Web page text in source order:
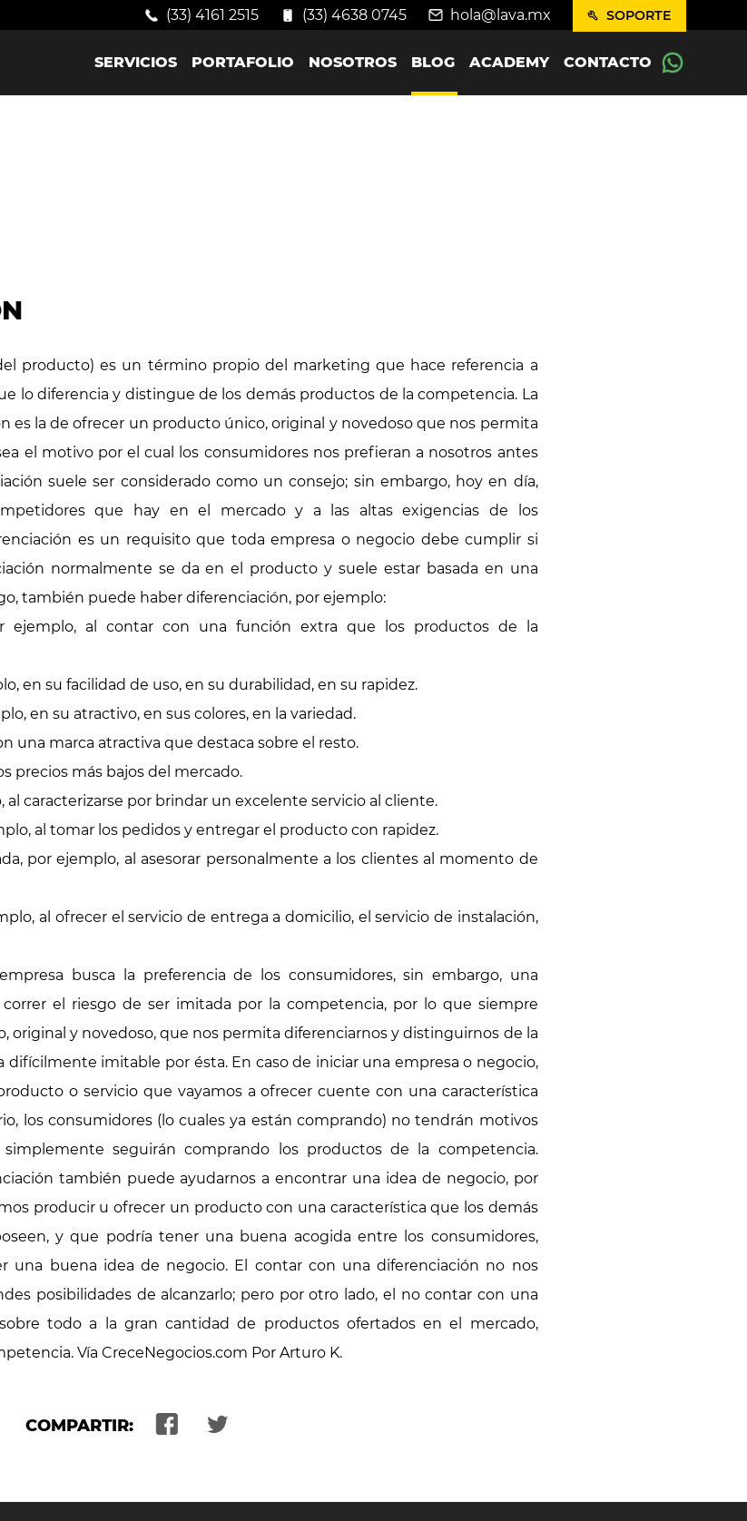
(33) 4161 2515 (33) 4638 0745 hola@lava.mx SOPORTE
SERVICIOS PORTAFOLIO NOSOTROS BLOG ACADEMY CONTACTO
producto) es un término propio del marketing que hace referencia a
lo diferencia y distingue de los demás productos de la competencia. La
es la de ofrecer un producto único, original y novedoso que nos permita
el motivo por el cual los consumidores nos prefieran a nosotros antes
suele ser considerado como un consejo; sin embargo, hoy en día,
que hay en el mercado y a las altas exigencias de los
es un requisito que toda empresa o negocio debe cumplir si
normalmente se da en el producto y suele estar basada en una
también puede haber diferenciación, por ejemplo:
ejemplo, al contar con una función extra que los productos de la
en su facilidad de uso, en su durabilidad, en su rapidez.
en su atractivo, en sus colores, en la variedad.
una marca atractiva que destaca sobre el resto.
precios más bajos del mercado.
caracterizarse por brindar un excelente servicio al cliente.
al tomar los pedidos y entregar el producto con rapidez.
por ejemplo, al asesorar personalmente a los clientes al momento de
al ofrecer el servicio de entrega a domicilio, el servicio de instalación,
busca la preferencia de los consumidores, sin embargo, una
el riesgo de ser imitada por la competencia, por lo que siempre
original y novedoso, que nos permita diferenciarnos y distinguirnos de la
imitable por ésta. En caso de iniciar una empresa o negocio,
o servicio que vayamos a ofrecer cuente con una característica
los consumidores (lo cuales ya están comprando) no tendrán motivos
seguirán comprando los productos de la competencia.
también puede ayudarnos a encontrar una idea de negocio, por
producir u ofrecer un producto con una característica que los demás
y que podría tener una buena acogida entre los consumidores,
una buena idea de negocio. El contar con una diferenciación no nos
posibilidades de alcanzarlo; pero por otro lado, el no contar con una
todo a la gran cantidad de productos ofertados en el mercado,
Vía CreceNegocios.com Por Arturo K.
COMPARTIR: